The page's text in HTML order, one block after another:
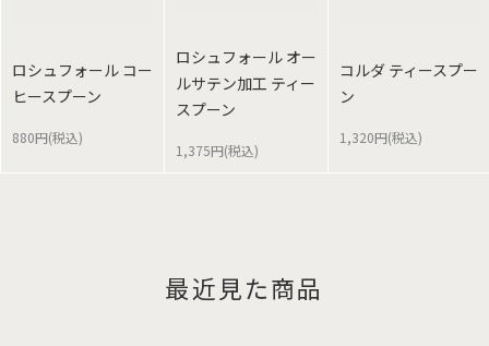
ロシュフォール コー
ヒースプーン
880円(税込)
ロシュフォール オー
ルサテン加工 ティー
スプーン
1,375円(税込)
コルダ ティースプー
ン
1,320円(税込)
最近見た商品